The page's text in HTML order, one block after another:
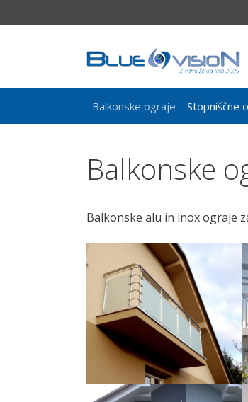
to
Balkonske ograje Stopniščne
Balkonske
Balkonske alu in inox ograje